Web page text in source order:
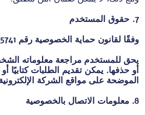
7. حقوق المستخدم
وفقًا لقانون حماية الخصوصية رقم 5741-1981:
يحق للمستخدم مراجعة معلوماته
أو حذفها. يمكن تقديم الطلبات كتابيًا
الموضحة على مواقع الشركة
8. معلومات الاتصال بالخصوصية